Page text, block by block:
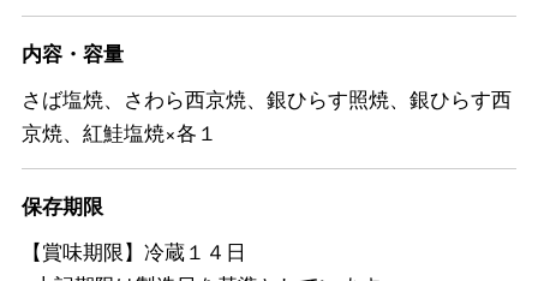
内容・容量
さば塩焼、さわら西京焼、銀ひらす照焼、銀ひらす西
京焼、紅鮭塩焼×各１
保存期限
【賞味期限】冷蔵１４日